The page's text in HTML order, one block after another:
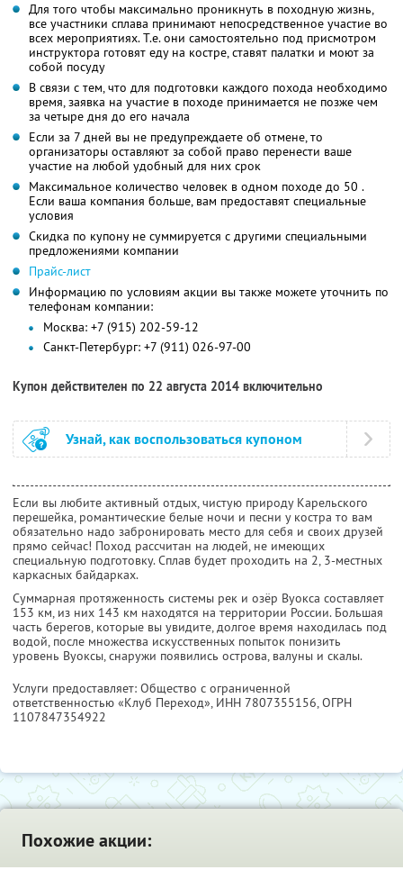
Для того чтобы максимально проникнуть в походную жизнь,
все участники сплава принимают непосредственное участие во
всех мероприятиях. Т.е. они самостоятельно под присмотром
инструктора готовят еду на костре, ставят палатки и моют за
собой посуду
В связи с тем, что для подготовки каждого похода необходимо
время, заявка на участие в походе принимается не позже чем
за четыре дня до его начала
Если за 7 дней вы не предупреждаете об отмене, то
организаторы оставляют за собой право перенести ваше
участие на любой удобный для них срок
Максимальное количество человек в одном походе до 50 .
Если ваша компания больше, вам предоставят специальные
условия
Скидка по купону не суммируется с другими специальными
предложениями компании
Прайс-лист
Информацию по условиям акции вы также можете уточнить по
телефонам компании:
Москва: +7 (915) 202-59-12
Санкт-Петербург: +7 (911) 026-97-00
Купон действителен по 22 августа 2014 включительно
Узнай, как воспользоваться купоном
Если вы любите активный отдых, чистую природу Карельского
перешейка, романтические белые ночи и песни у костра то вам
обязательно надо забронировать место для себя и своих друзей
прямо сейчас! Поход рассчитан на людей, не имеющих
специальную подготовку. Сплав будет проходить на 2, 3-местных
каркасных байдарках.
Суммарная протяженность системы рек и озёр Вуокса составляет
153 км, из них 143 км находятся на территории России. Большая
часть берегов, которые вы увидите, долгое время находилась под
водой, после множества искусственных попыток понизить
уровень Вуоксы, снаружи появились острова, валуны и скалы.
Услуги предоставляет: Общество с ограниченной
ответственностью «Клуб Переход», ИНН 7807355156, ОГРН
1107847354922
Похожие акции: